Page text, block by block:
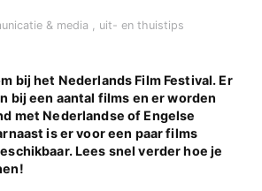
& media uit- en thuistips
bij het Nederlands Film Festival. Er
bij een aantal films en er worden
met Nederlandse of Engelse
is er voor een paar films
Lees snel verder hoe je